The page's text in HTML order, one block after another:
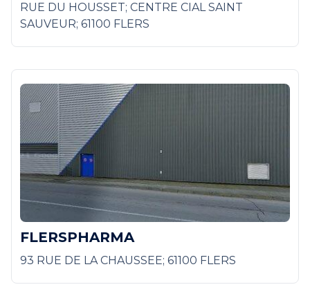
RUE DU HOUSSET; CENTRE CIAL SAINT
SAUVEUR; 61100 FLERS
FLERSPHARMA
93 RUE DE LA CHAUSSEE; 61100 FLERS